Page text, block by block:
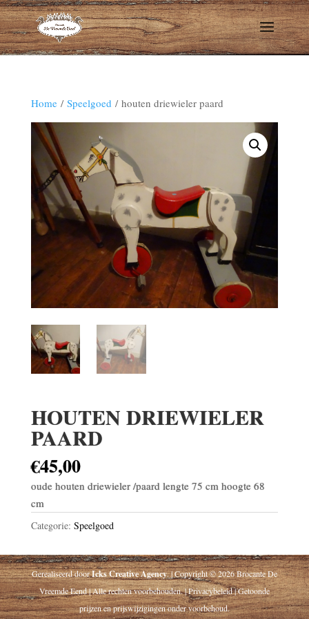
Home/ Speelgoed / houten driewieler paard
HOUTEN DRIEWIELER
PAARD
€45,00
oude houten driewieler /paard lengte 75 cm hoogte 68
cm
Categorie: Speelgoed
Gerealiseerd doorIcks Creative Agency. | Copyright © 2026 Brocante De
Vreemde Eend | Alle rechten voorbehouden. | Privacybeleid | Getoonde
prijzen en prijswijzigingen onder voorbehoud.